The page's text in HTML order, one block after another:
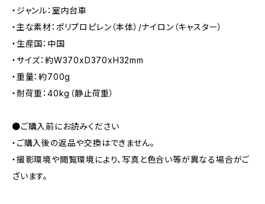
・ジャンル：室内台車
・主な素材：ポリプロピレン（本体）/ナイロン（キャスター）
・生産国：中国
・サイズ：約W370xD370xH32mm
・重量：約700g
・耐荷重：40kg（静止荷重）
●ご購入前にお読みください
・ご購入後の返品や交換はできません。
・撮影環境や閲覧環境により、写真と色合い等が異なる場合がご
ざいます。